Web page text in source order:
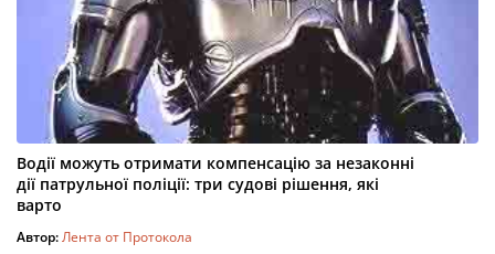
Водії можуть отримати компенсацію за незаконні
дії патрульної поліції: три судові рішення, які
варто
Автор:Лента от Протокола